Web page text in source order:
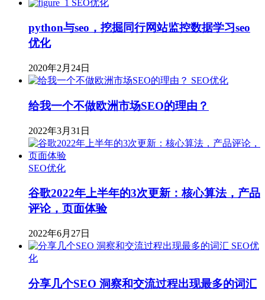
SEO优化
python与seo，挖掘同行网站监控数据学习seo
优化
2020年2月24日
SEO优化
给我一个不做欧洲市场SEO的理由？
2022年3月31日
SEO优化
谷歌2022年上半年的3次更新：核心算法，产品
评论，页面体验
2022年6月27日
SEO优
化
分享几个SEO 洞察和交流过程出现最多的词汇